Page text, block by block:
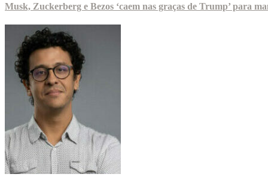
Musk, Zuckerberg e Bezos ‘caem nas graças de Trump’ para